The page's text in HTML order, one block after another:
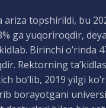
ariza topshirildi, bu
ga yuqoriroqdir,
Birinchi o’rinda
Rektorning
bo’lib, 2019 yilgi
borayotgani